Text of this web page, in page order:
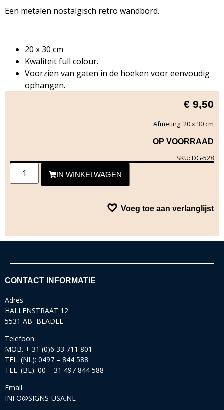
Een metalen nostalgisch retro wandbord.
20 x 30 cm
Kwaliteit full colour.
Voorzien van gaten in de hoeken voor eenvoudig
ophangen.
€ 9,50
Afmeting: 20 x 30 cm
OP VOORRAAD
SKU: DG-528
IN WINKELWAGEN
Voeg toe aan verlanglijst
CONTACT INFORMATIE
Adres
HALLENSTRAAT 12
5531 AB BLADEL
Telefoon
MOB. + 31 (0)6 33 711 801
TEL. (NL): 0497 – 844 588
TEL. (BE): 00 – 31 497 844 588
Email
INFO@SIGNS-USA.NL